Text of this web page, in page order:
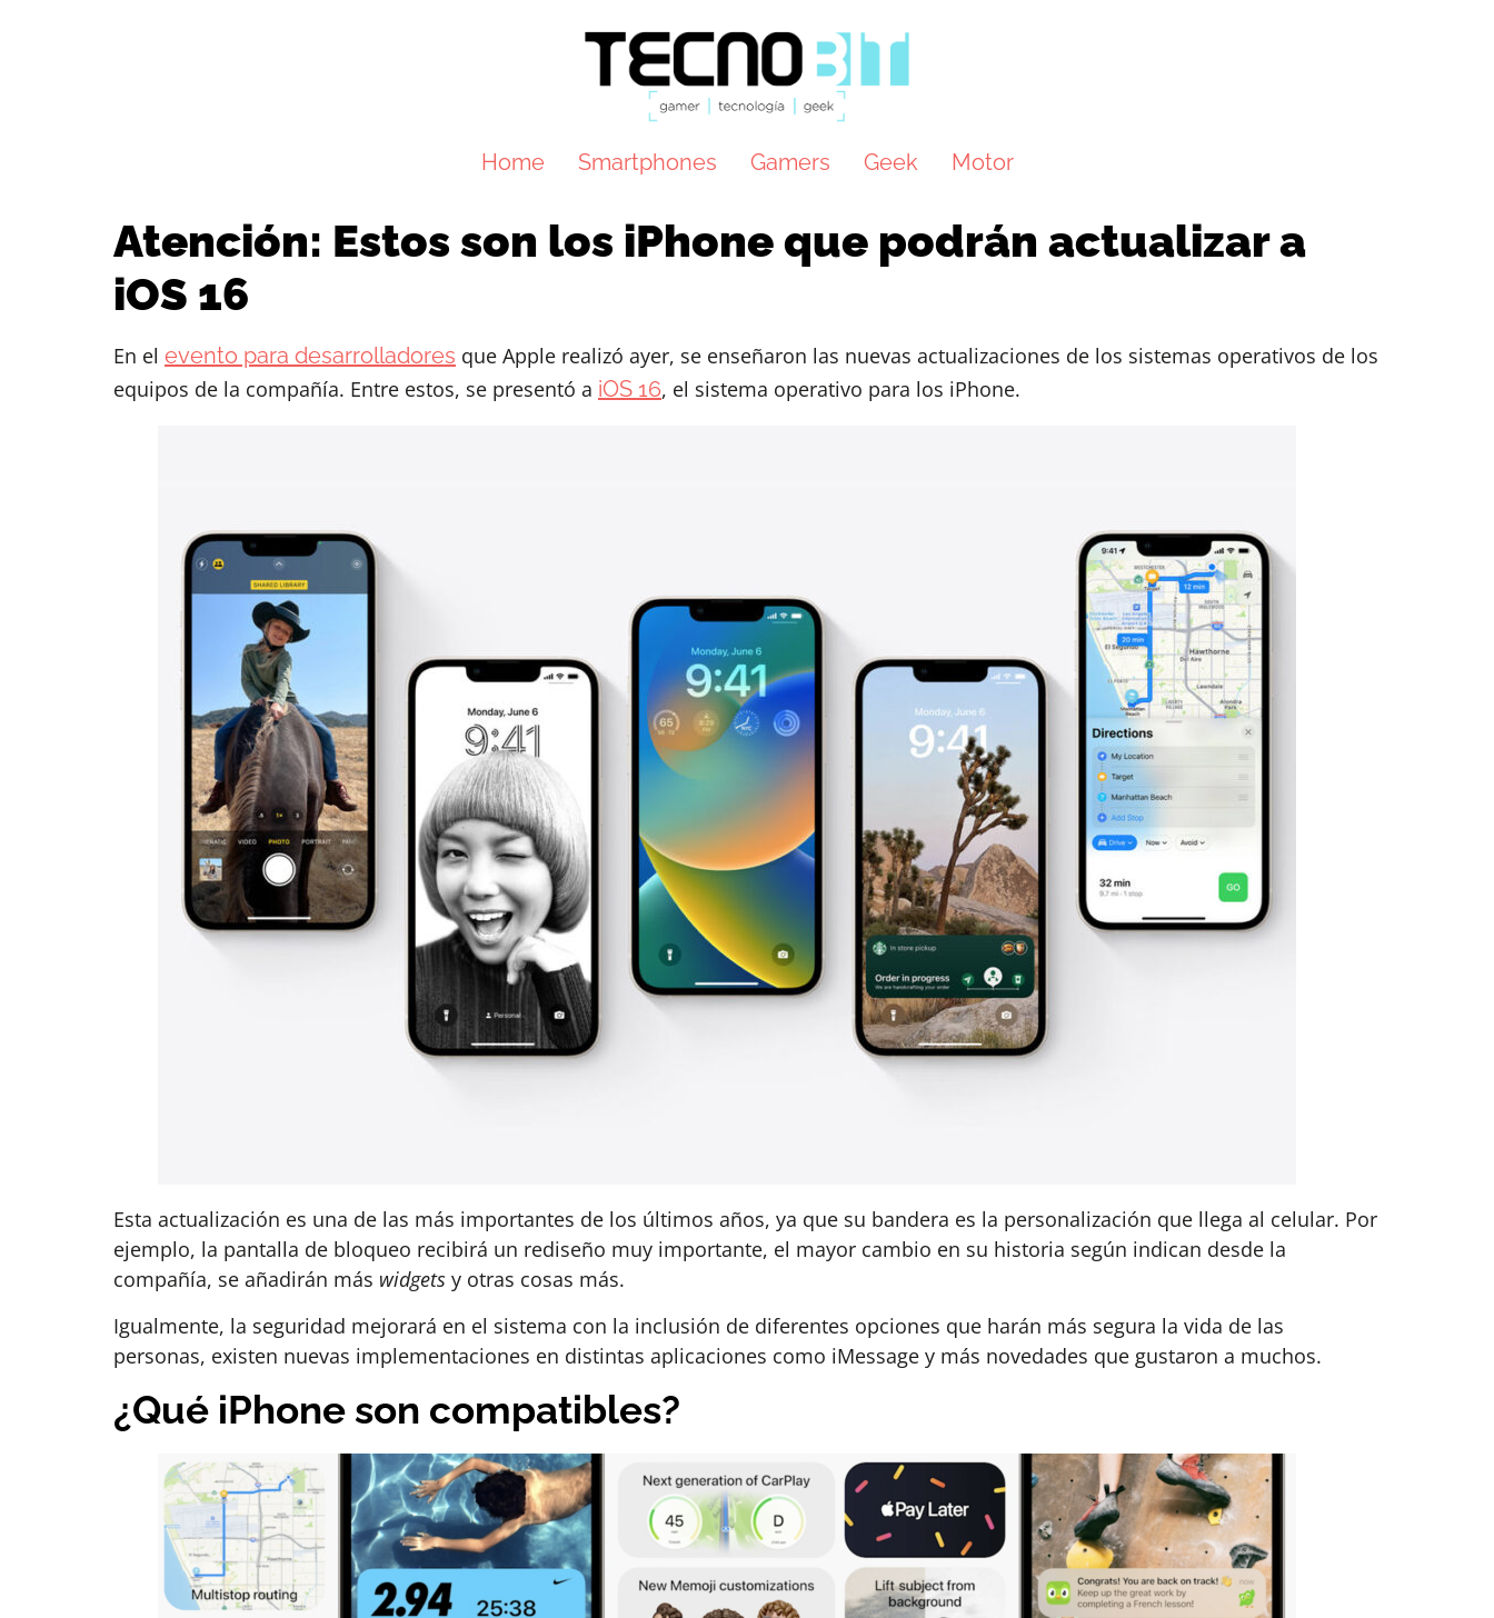
Home Smartphones Gamers Geek Motor
Atención: Estos son los iPhone que podrán actualizar a
iOS 16
En el evento para desarrolladores que Apple realizó ayer, se enseñaron las nuevas actualizaciones de los sistemas operativos de los
equipos de la compañía. Entre estos, se presentó a iOS 16, el sistema operativo para los iPhone.
Esta actualización es una de las más importantes de los últimos años, ya que su bandera es la personalización que llega al celular. Por
ejemplo, la pantalla de bloqueo recibirá un rediseño muy importante, el mayor cambio en su historia según indican desde la
compañía, se añadirán más widgets y otras cosas más.
Igualmente, la seguridad mejorará en el sistema con la inclusión de diferentes opciones que harán más segura la vida de las
personas, existen nuevas implementaciones en distintas aplicaciones como iMessage y más novedades que gustaron a muchos.
¿Qué iPhone son compatibles?